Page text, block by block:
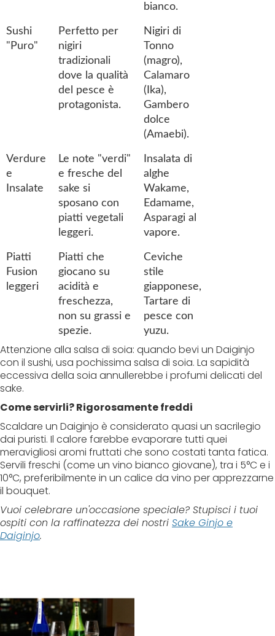
bianco.
Sushi
"Puro"
Perfetto per
nigiri
tradizionali
dove la qualità
del pesce è
protagonista.
Nigiri di
Tonno
(magro),
Calamaro
(Ika),
Gambero
dolce
(Amaebi).
Verdure
e
Insalate
Le note "verdi"
e fresche del
sake si
sposano con
piatti vegetali
leggeri.
Insalata di
alghe
Wakame,
Edamame,
Asparagi al
vapore.
Piatti
Fusion
leggeri
Piatti che
giocano su
acidità e
freschezza,
non su grassi e
spezie.
Ceviche
stile
giapponese,
Tartare di
pesce con
yuzu.
Attenzione alla salsa di soia: quando bevi un Daiginjo
con il sushi, usa pochissima salsa di soia. La sapidità
eccessiva della soia annullerebbe i profumi delicati del
sake.
Come servirli? Rigorosamente freddi
Scaldare un Daiginjo è considerato quasi un sacrilegio
dai puristi. Il calore farebbe evaporare tutti quei
meravigliosi aromi fruttati che sono costati tanta fatica.
Servili freschi (come un vino bianco giovane), tra i 5°C e i
10°C, preferibilmente in un calice da vino per apprezzarne
il bouquet.
Vuoi celebrare un'occasione speciale? Stupisci i tuoi
ospiti con la raffinatezza dei nostri Sake Ginjo e
Daiginjo.